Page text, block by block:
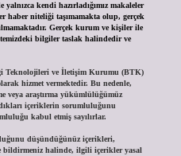
kendi hazırladığımız makaleler
haber niteliği taşımamakta olup, gerçek
Gerçek kurum ve kişiler ile
bilgiler taslak halindedir ve
Teknolojileri ve İletişim Kurumu (BTK)
hizmet vermektedir. Bu nedenle,
veya araştırma yükümlülüğümüz
içeriklerin sorumluluğunu
kabul etmiş sayılırlar.
düşündüğünüz içerikleri,
bildirmeniz halinde, ilgili içerikler yasal